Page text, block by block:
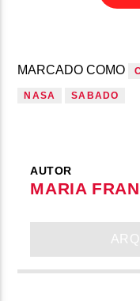
MARCADO COMO
NASA SABADO
AUTOR
MARIA